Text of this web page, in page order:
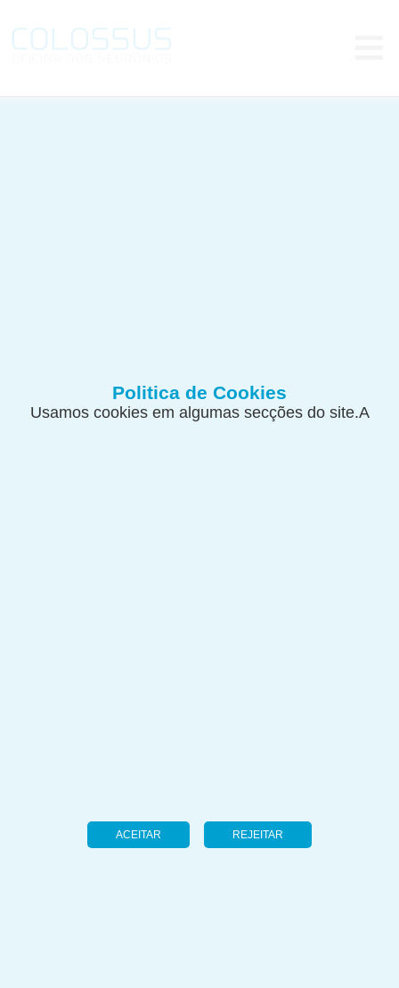
Politica de Cookies
Usamos cookies em algumas secções do site.A
ACEITAR REJEITAR